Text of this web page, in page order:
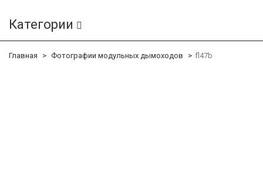
Категории
Главная Фотографии модульных дымоходов fl47b